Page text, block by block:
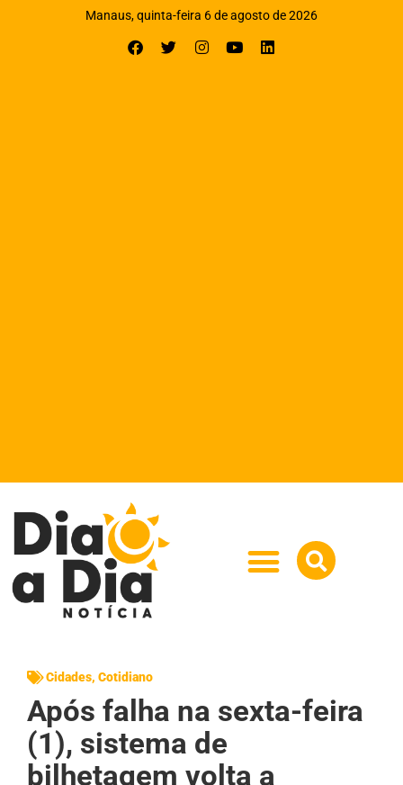
Manaus, quinta-feira 6 de agosto de 2026
Cidades, Cotidiano
Após falha na sexta-feira
(1), sistema de
bilhetagem volta a